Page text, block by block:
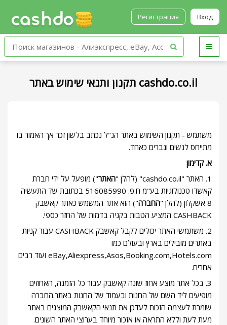
Регистрация Вход
תקנון ותנאי שימוש באתר cashdo.co.il
משתמש - תקנון השימוש באתר הנ"ל נכתב בלשון זכר אך האמור בו
מתייחס לנשים וגברים כאחד.
א. קדימון
1. האתר "cashdo.co.il" (להלן "
האתר") מופעל על ידי חברת
קאשדו טכנולוגיות בע"מ ח.פ. 516085990 בכתובת שד התעשיה
8 אשקלון (להלן "
החברה") הוא אתר המשמש כאתר קאשבק
CASHBACK המציע הטבות בקניה בדמות של החזר כספי.
2. משתמשי האתר יכולים לקבל קאשבק CASHBACK עבור קניות
באתרים מובילים בארץ ובעולם כמו
eBay,Aliexpress,Asos,Booking.com,Hotels.com ועוד רבים
אחרים.
3. בכל אתר מוצע אחוז שונה קאשבק עבור כל הזמנה, האחוזים
מופיעים ליד השם של החנות ובעמוד של החנות באתר.החברה
שומרת לעצמה הזכות לעדכן את תנאי הקאשבק המוצגים באתר
מעת לעת וללא התראה או אזכור מיוחד בערוצי האתר השונים.